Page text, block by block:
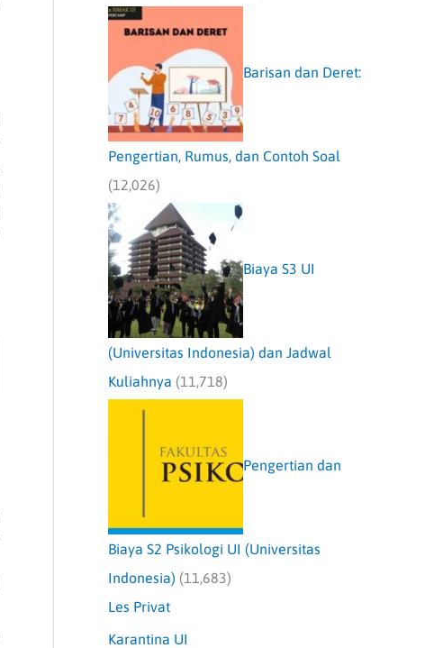
Barisan dan Deret:
Pengertian, Rumus, dan Contoh Soal
(12,026)
Biaya S3 UI
(Universitas Indonesia) dan Jadwal
Kuliahnya (11,718)
Pengertian dan
Biaya S2 Psikologi UI (Universitas
Indonesia) (11,683)
Les Privat
Karantina UI